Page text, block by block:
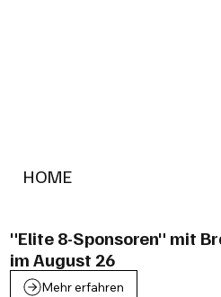
HOME
"Elite 8-Sponsoren" mit
im August 26
Mehr erfahren